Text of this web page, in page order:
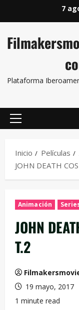
7
Plataforma
Inicio Películas
JOHN DEATH
Animación
JOHN
T.2
19 mayo, 2017
1 minute read